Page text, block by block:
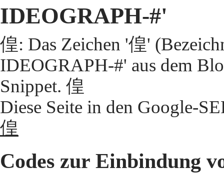
IDEOGRAPH-#'
偟: Das Zeichen '偟'
IDEOGRAPH-#' aus dem
Snippet. 偟
Diese Seite in den Google-
偟
Codes zur Einbindung